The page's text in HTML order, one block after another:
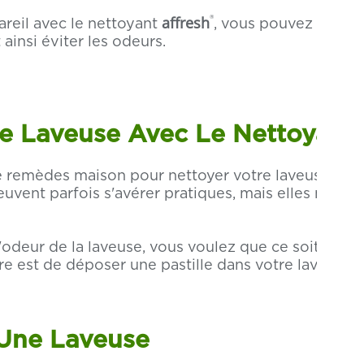
avec le nettoyant affresh®, vous pouvez aider
éviter les odeurs.
Laveuse Avec Le Nettoyant
maison pour nettoyer votre laveuse en
parfois s'avérer pratiques, mais elles
de la laveuse, vous voulez que ce soit
est de déposer une pastille dans votre
Laveuse